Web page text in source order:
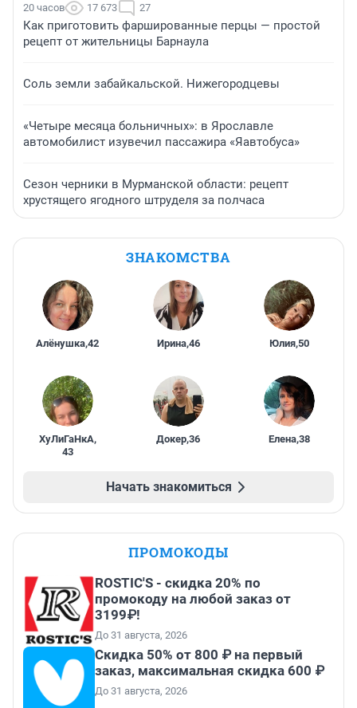
20 часов 17 673 27
Как приготовить фаршированные перцы — простой
рецепт от жительницы Барнаула
Соль земли забайкальской. Нижегородцевы
«Четыре месяца больничных»: в Ярославле
автомобилист изувечил пассажира «Яавтобуса»
Сезон черники в Мурманской области: рецепт
хрустящего ягодного штруделя за полчаса
ЗНАКОМСТВА
Алёнушка,42 Ирина,46 Юлия,50
ХуЛиГаНкА,
43
Докер,36 Елена,38
Начать знакомиться
ПРОМОКОДЫ
ROSTIC'S - скидка 20% по
промокоду на любой заказ от
3199₽!
До 31 августа, 2026
Скидка 50% от 800 ₽ на первый
заказ, максимальная скидка 600 ₽
До 31 августа, 2026